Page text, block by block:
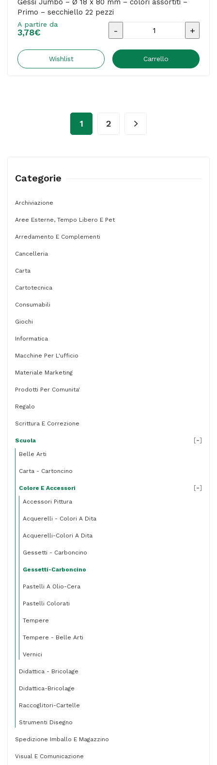
Gessi Jumbo – Ø 18 x 80 mm – colori assortiti –
Primo – secchiello 22 pezzi
A partire da
3,78€
Gessi
-
-
Wishlist Carrello
1 2
Categorie
Archiviazione
Aree Esterne, Tempo Libero E Pet
Arredamento E Complementi
Cancelleria
Carta
Cartotecnica
Consumabili
Giochi
Informatica
Macchine Per L'ufficio
Materiale Marketing
Prodotti Per Comunita'
Regalo
Scrittura E Correzione
Scuola
Belle Arti
Carta - Cartoncino
Colore E Accessori
Accessori Pittura
Acquerelli - Colori A Dita
Acquerelli-Colori A Dita
Gessetti - Carboncino
Gessetti-Carboncino
Pastelli A Olio-Cera
Pastelli Colorati
Tempere
Tempere - Belle Arti
Vernici
[-]
Didattica - Bricolage
Didattica-Bricolage
Raccoglitori-Cartelle
Strumenti Disegno
[-]
Spedizione Imballo E Magazzino
Visual E Comunicazione